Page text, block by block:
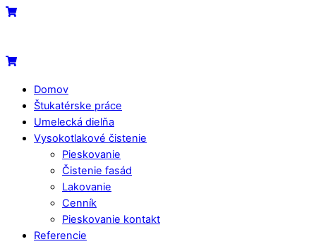
Skip
Menu
Cart
Cart
Domov
Štukatérske práce
Umelecká dielňa
Vysokotlakové čistenie
Pieskovanie
Čistenie fasád
Lakovanie
Cenník
Pieskovanie kontakt
Referencie